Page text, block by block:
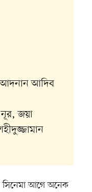
আদনান আদিব
নূর, জয়া
সিনেমা আগে অনেক